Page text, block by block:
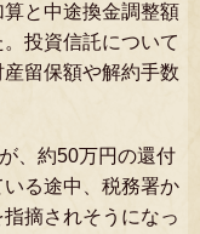
と中途換金調整額
投資信託について
留保額や解約手数
、約50万円の還付
る途中、税務署か
摘されそうになっ